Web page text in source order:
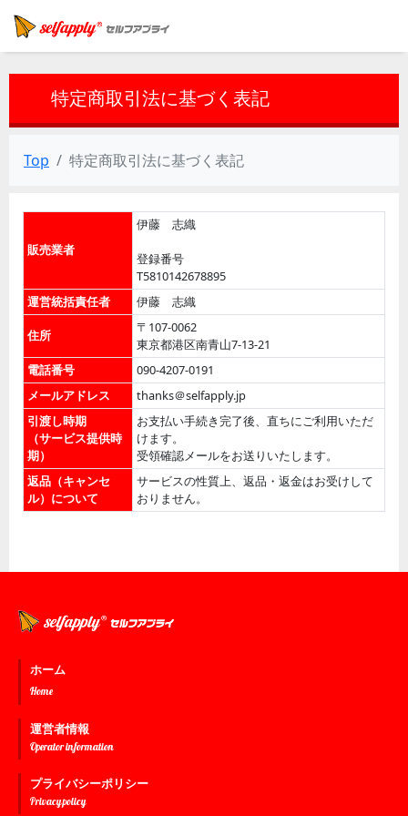
特定商取引法に基づく表記
Top 特定商取引法に基づく表記
販売業者
伊藤 志織
登録番号
T5810142678895
運営統括責任者
伊藤 志織
住所
〒107-0062
東京都港区南青山7-13-21
電話番号
090-4207-0191
メールアドレス
thanks＠selfapply.jp
引渡し時期
（サービス提供時
期）
お支払い手続き完了後、直ちにご利用いただ
けます。
受領確認メールをお送りいたします。
返品（キャンセ
ル）について
サービスの性質上、返品・返金はお受けして
おりません。
ホーム
Home
運営者情報
Operator information
プライバシーポリシー
Privacy policy